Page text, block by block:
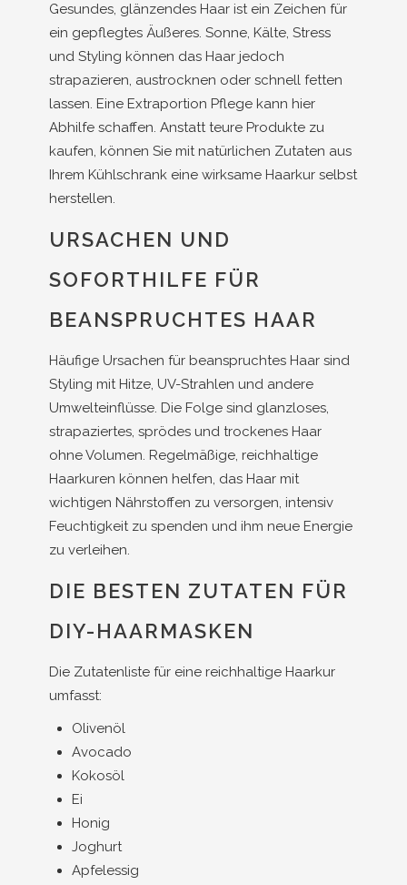
Gesundes, glänzendes Haar ist ein Zeichen für
ein gepflegtes Äußeres. Sonne, Kälte, Stress
und Styling können das Haar jedoch
strapazieren, austrocknen oder schnell fetten
lassen. Eine Extraportion Pflege kann hier
Abhilfe schaffen. Anstatt teure Produkte zu
kaufen, können Sie mit natürlichen Zutaten aus
Ihrem Kühlschrank eine wirksame Haarkur selbst
herstellen.
URSACHEN UND
SOFORTHILFE FÜR
BEANSPRUCHTES HAAR
Häufige Ursachen für beanspruchtes Haar sind
Styling mit Hitze, UV-Strahlen und andere
Umwelteinflüsse. Die Folge sind glanzloses,
strapaziertes, sprödes und trockenes Haar
ohne Volumen. Regelmäßige, reichhaltige
Haarkuren können helfen, das Haar mit
wichtigen Nährstoffen zu versorgen, intensiv
Feuchtigkeit zu spenden und ihm neue Energie
zu verleihen.
DIE BESTEN ZUTATEN FÜR
DIY-HAARMASKEN
Die Zutatenliste für eine reichhaltige Haarkur
umfasst:
Olivenöl
Avocado
Kokosöl
Ei
Honig
Joghurt
Apfelessig